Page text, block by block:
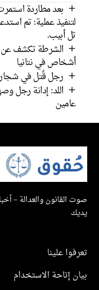
بعد مطاردة
لتنفيذ عملية: تم
تل أبيب.
الشرطة تكشف عن
أشخاص في نتانيا
رجل قُتل في شجار
اللد: إدانة رجل
عامين
صوت القانون والعدالة –
يديك
تعرفوا علينا
بيان إتاحة الاستخدام